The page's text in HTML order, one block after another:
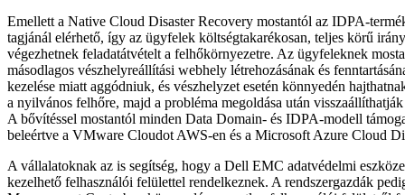
Emellett a Native Cloud Disaster Recovery mostantól az IDPA-
tagjánál elérhető, így az ügyfelek költségtakarékosan, teljes körű
végezhetnek feladatátvételt a felhőkörnyezetre. Az ügyfeleknek
másodlagos vészhelyreállítási webhely létrehozásának és
kezelése miatt aggódniuk, és vészhelyzet esetén könnyedén
a nyilvános felhőre, majd a probléma megoldása után
A bővítéssel mostantól minden Data Domain- és IDPA-modell
beleértve a VMware Cloudot AWS-en és a Microsoft Azure Cloud
A vállalatoknak az is segítség, hogy a Dell EMC adatvédelmi
kezelhető felhasználói felülettel rendelkeznek. A rendszergazdák